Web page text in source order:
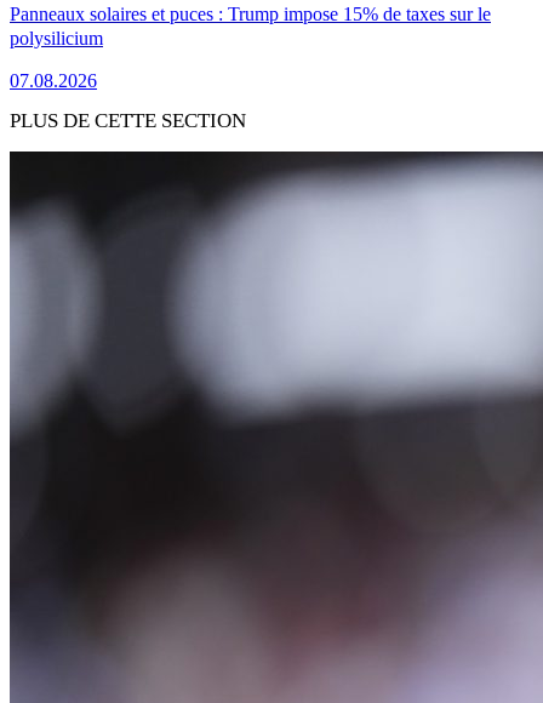
Panneaux solaires et puces : Trump impose 15% de taxes sur le
polysilicium
07.08.2026
PLUS DE CETTE SECTION